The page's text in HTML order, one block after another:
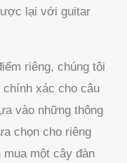
lại với guitar
riêng, chúng tôi
xác cho câu
vào những thông
chọn cho riêng
mua một cây đàn